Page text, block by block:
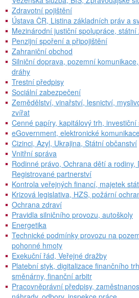
Zdravotní pojištění
Ústava ČR, Listina základních práv a
Mezinárodní justiční spolupráce, státní
Penzijní spoření a připojištění
Zahraniční obchod
Silniční doprava, pozemní
dráhy
Trestní předpisy
Sociální zabezpečení
Zemědělství, vinařství, lesnictví,
zvířat
Cenné papíry, kapitálový trh,
eGovernment, elektronické
Cizinci, Azyl, Ukrajina, Státní občanství
Vnitřní správa
Rodinné právo, Ochrana dětí a rodiny,
Registrované partnerství
Kontrola veřejných financí, majetek
Krizová legislativa, HZS, požární
Ochrana zdraví
Pravidla silničního provozu, autoškoly
Energetika
Technické podmínky provozu na
pohonné hmoty
Exekuční řád, Veřejné dražby
Platební styk, digitalizace finančního
směnárny, finanční arbitr
Pracovněprávní předpisy,